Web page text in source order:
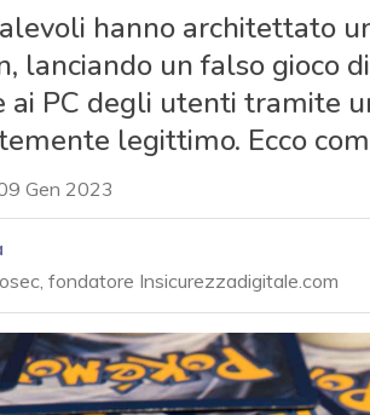
hanno architettato
lanciando un falso gioco
ai PC degli utenti tramite
legittimo. Ecco
Gen 2023
fondatore Insicurezzadigitale.com